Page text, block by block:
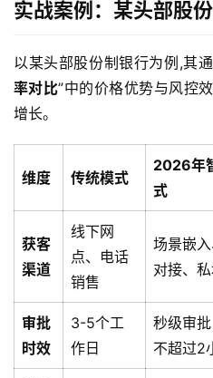
实战案例：某头部股
以某头部股份制银行为例,其
率对比”中的价格优势与风控
增长。
维度 传统模式
2026年
式
获客
渠道
线下网
点、电话
销售
场景嵌
对接、
审批
时效
3-5个工
作日
秒级审
不超过2